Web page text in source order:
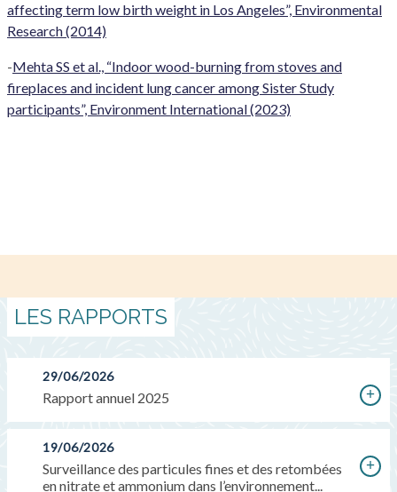
affecting term low birth weight in Los Angeles”, Environmental
Research (2014)
-Mehta SS et al., “Indoor wood-burning from stoves and
fireplaces and incident lung cancer among Sister Study
participants”, Environment International (2023)
LES RAPPORTS
29/06/2026
Rapport annuel 2025
19/06/2026
Surveillance des particules fines et des retombées
en nitrate et ammonium dans l’environnement...